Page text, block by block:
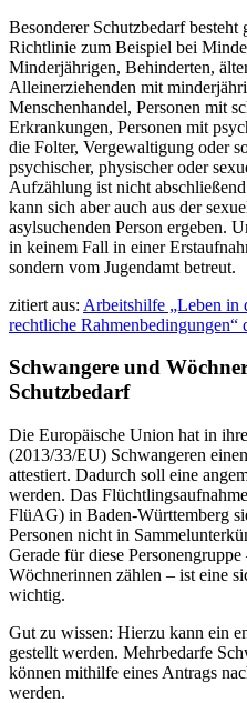
Besonderer Schutzbedarf besteht
Richtlinie zum Beispiel bei
Minderjährigen, Behinderten,
Alleinerziehenden mit
Menschenhandel, Personen mit
Erkrankungen, Personen mit
die Folter, Vergewaltigung oder
psychischer, physischer oder
Aufzählung ist nicht
kann sich aber auch aus der
asylsuchenden Person ergeben.
in keinem Fall in einer
sondern vom Jugendamt betreut.
zitiert aus: Arbeitshilfe „Leben in
rechtliche Rahmenbedingungen“
Schwangere und
Schutzbedarf
Die Europäische Union hat in
(2013/33/EU) Schwangeren
attestiert. Dadurch soll eine
werden. Das
FlüAG) in Baden-Württemberg
Personen nicht in
Gerade für diese
Wöchnerinnen zählen – ist eine
wichtig.
Gut zu wissen: Hierzu kann ein
gestellt werden. Mehrbedarfe
können mithilfe eines Antrags
werden.